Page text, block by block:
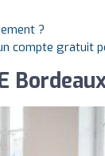
?
compte gratuit